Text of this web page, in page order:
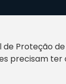
Proteção de
precisam